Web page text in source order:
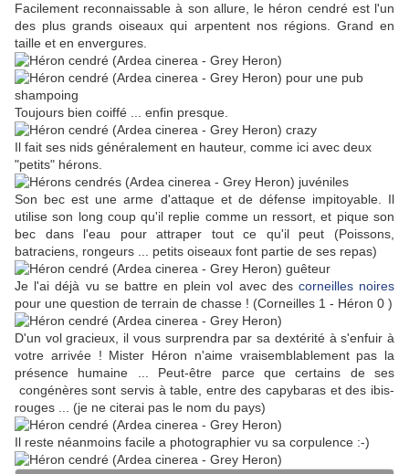
Facilement reconnaissable à son allure, le héron cendré est l'un
des plus grands oiseaux qui arpentent nos régions. Grand en
taille et en envergures.
Toujours bien coiffé ... enfin presque.
Il fait ses nids généralement en hauteur, comme ici avec deux
"petits" hérons.
Son bec est une arme d'attaque et de défense impitoyable. Il
utilise son long coup qu'il replie comme un ressort, et pique son
bec dans l'eau pour attraper tout ce qu'il peut (Poissons,
batraciens, rongeurs ... petits oiseaux font partie de ses repas)
Je l'ai déjà vu se battre en plein vol avec des corneilles noires
pour une question de terrain de chasse ! (Corneilles 1 - Héron 0 )
D'un vol gracieux, il vous surprendra par sa dextérité à s'enfuir à
votre arrivée ! Mister Héron n'aime vraisemblablement pas la
présence humaine ... Peut-être parce que certains de ses
congénères sont servis à table, entre des capybaras et des ibis-
rouges ... (je ne citerai pas le nom du pays)
Il reste néanmoins facile a photographier vu sa corpulence :-)